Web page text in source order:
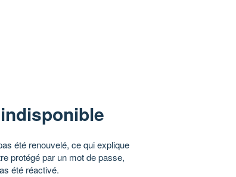
été renouvelé, ce qui explique
protégé par un mot de passe,
été réactivé.